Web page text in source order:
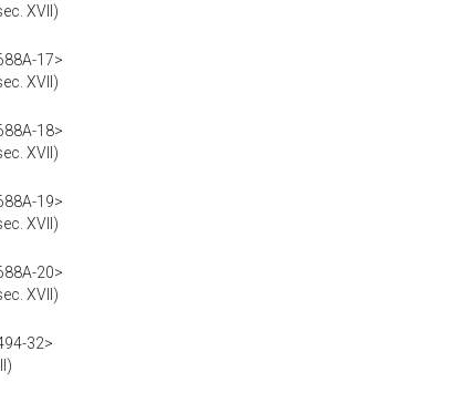
XVII)
17>
XVII)
18>
XVII)
19>
XVII)
20>
XVII)
32>